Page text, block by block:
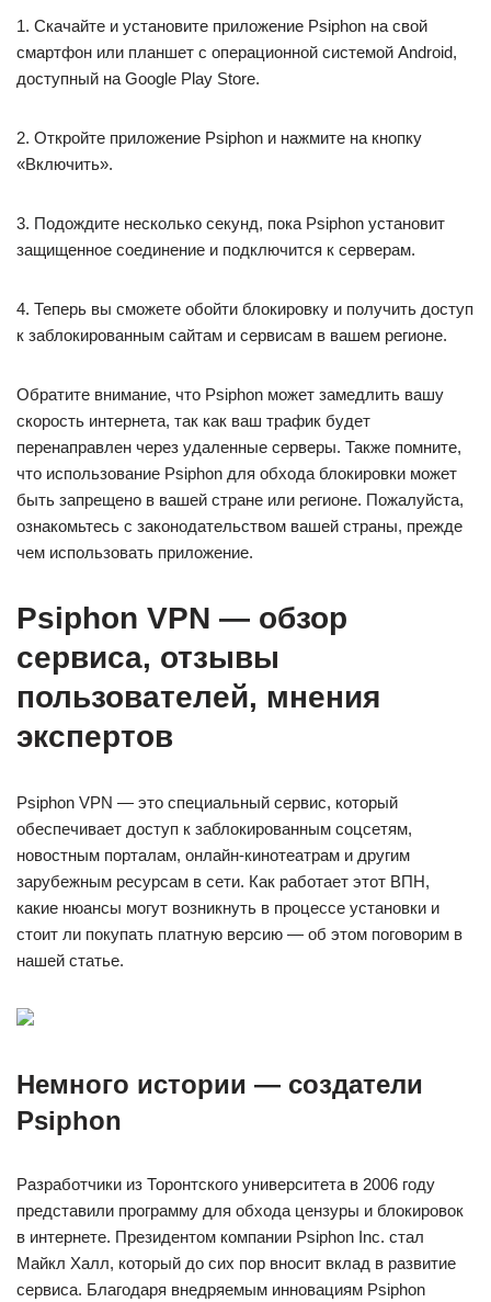
1. Скачайте и установите приложение Psiphon на свой
смартфон или планшет с операционной системой Android,
доступный на Google Play Store.
2. Откройте приложение Psiphon и нажмите на кнопку
«Включить».
3. Подождите несколько секунд, пока Psiphon установит
защищенное соединение и подключится к серверам.
4. Теперь вы сможете обойти блокировку и получить доступ
к заблокированным сайтам и сервисам в вашем регионе.
Обратите внимание, что Psiphon может замедлить вашу
скорость интернета, так как ваш трафик будет
перенаправлен через удаленные серверы. Также помните,
что использование Psiphon для обхода блокировки может
быть запрещено в вашей стране или регионе. Пожалуйста,
ознакомьтесь с законодательством вашей страны, прежде
чем использовать приложение.
Psiphon VPN — обзор
сервиса, отзывы
пользователей, мнения
экспертов
Psiphon VPN — это специальный сервис, который
обеспечивает доступ к заблокированным соцсетям,
новостным порталам, онлайн-кинотеатрам и другим
зарубежным ресурсам в сети. Как работает этот ВПН,
какие нюансы могут возникнуть в процессе установки и
стоит ли покупать платную версию — об этом поговорим в
нашей статье.
Немного истории — создатели
Psiphon
Разработчики из Торонтского университета в 2006 году
представили программу для обхода цензуры и блокировок
в интернете. Президентом компании Psiphon Inc. стал
Майкл Халл, который до сих пор вносит вклад в развитие
сервиса. Благодаря внедряемым инновациям Psiphon